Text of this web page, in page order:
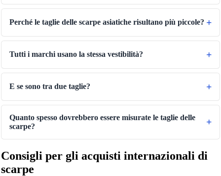
Perché le taglie delle scarpe asiatiche risultano più piccole?
Tutti i marchi usano la stessa vestibilità?
E se sono tra due taglie?
Quanto spesso dovrebbero essere misurate le taglie delle
scarpe?
Consigli per gli acquisti internazionali di
scarpe